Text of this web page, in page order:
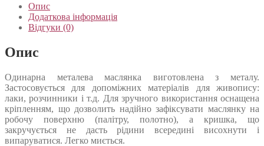
Опис
Додаткова інформація
Відгуки (0)
Опис
Одинарна металева маслянка виготовлена з металу.
Застосовується для допоміжних матеріалів для живопису:
лаки, розчинники і т.д. Для зручного використання оснащена
кріпленням, що дозволить надійно зафіксувати маслянку на
робочу поверхню (палітру, полотно), а кришка, що
закручується не дасть рідини всередині висохнути і
випаруватися. Легко миється.